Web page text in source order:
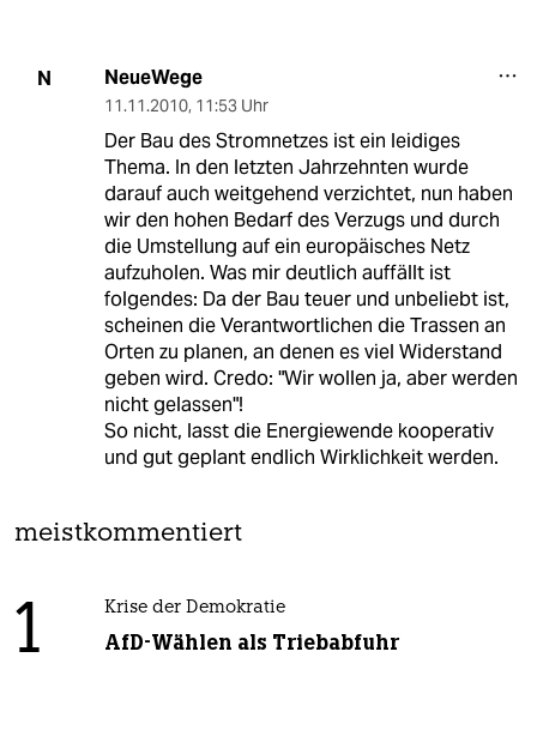
N NeueWege
11.11.2010, 11:53 Uhr
Der Bau des Stromnetzes ist ein leidiges
Thema. In den letzten Jahrzehnten wurde
darauf auch weitgehend verzichtet, nun haben
wir den hohen Bedarf des Verzugs und durch
die Umstellung auf ein europäisches Netz
aufzuholen. Was mir deutlich auffällt ist
folgendes: Da der Bau teuer und unbeliebt ist,
scheinen die Verantwortlichen die Trassen an
Orten zu planen, an denen es viel Widerstand
geben wird. Credo: "Wir wollen ja, aber werden
nicht gelassen"!
So nicht, lasst die Energiewende kooperativ
und gut geplant endlich Wirklichkeit werden.
meistkommentiert
1 Krise der Demokratie
AfD-Wählen als Triebabfuhr